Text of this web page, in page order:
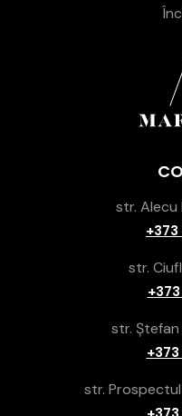
str. Alecu
str.
str. Ștefan
str. Prospectul